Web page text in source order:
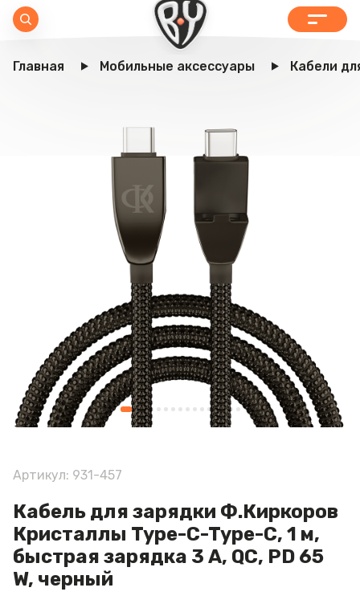
Главная Мобильные аксессуары Кабели
Артикул: 931-457
Кабель для зарядки Ф.Киркоров
Кристаллы Type-C-Type-C, 1 м,
быстрая зарядка 3 А, QC, PD 65
W, черный